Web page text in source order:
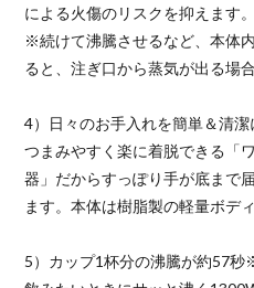
による火傷のリスクを抑えます。
※続けて沸騰させるなど、本体
ると、注ぎ口から蒸気が出る場
4）日々のお手入れを簡単＆清潔
つまみやすく楽に着脱できる「
器」だからすっぽり手が底まで
ます。本体は樹脂製の軽量ボディ
5）カップ1杯分の沸騰が約57秒